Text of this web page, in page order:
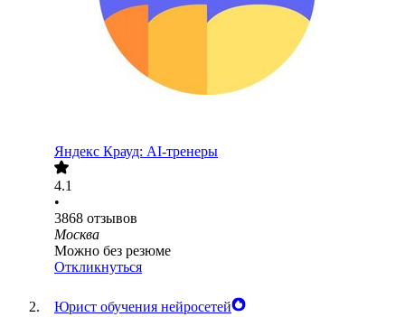
Яндекс Крауд: AI-тренеры
4.1
•
3868 отзывов
Москва
Можно без резюме
Откликнуться
Юрист обучения нейросетей